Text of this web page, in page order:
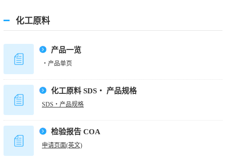
化工原料
产品一览
・产品单页
化工原料 SDS・ 产品规格
SDS・产品规格
检验报告 COA
申请页面(英文)